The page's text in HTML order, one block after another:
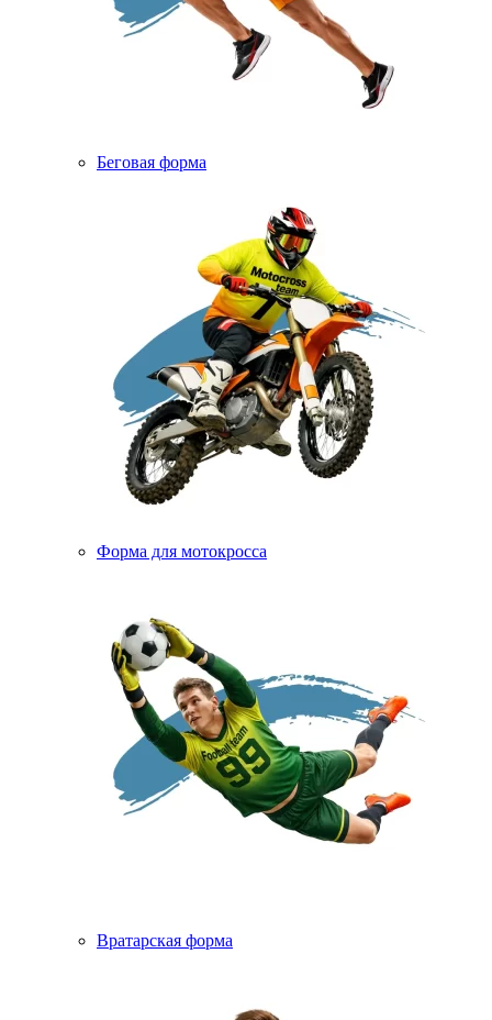
Беговая форма
Форма для мотокросса
Вратарская форма